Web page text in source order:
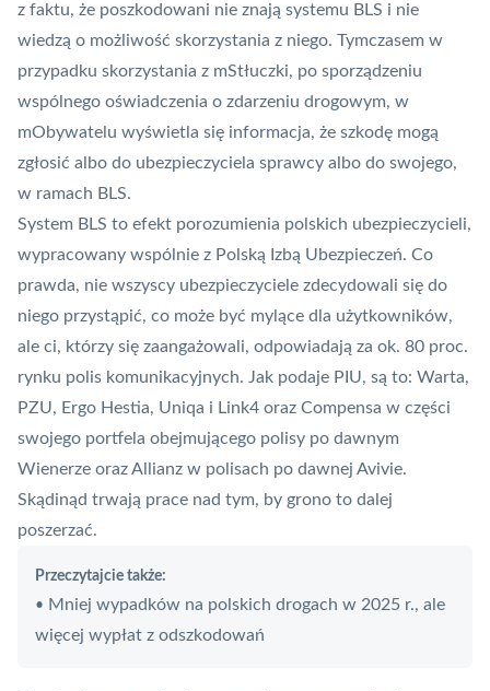
z faktu, że poszkodowani nie znają systemu BLS i nie
wiedzą o możliwość skorzystania z niego. Tymczasem w
przypadku skorzystania z mStłuczki, po sporządzeniu
wspólnego oświadczenia o zdarzeniu drogowym, w
mObywatelu wyświetla się informacja, że szkodę mogą
zgłosić albo do ubezpieczyciela sprawcy albo do swojego,
w ramach BLS.
System BLS to efekt porozumienia polskich ubezpieczycieli,
wypracowany wspólnie z Polską Izbą Ubezpieczeń. Co
prawda, nie wszyscy ubezpieczyciele zdecydowali się do
niego przystąpić, co może być mylące dla użytkowników,
ale ci, którzy się zaangażowali, odpowiadają za ok. 80 proc.
rynku polis komunikacyjnych. Jak podaje PIU, są to: Warta,
PZU, Ergo Hestia, Uniqa i Link4 oraz Compensa w części
swojego portfela obejmującego polisy po dawnym
Wienerze oraz Allianz w polisach po dawnej Avivie.
Skądinąd trwają prace nad tym, by grono to dalej
poszerzać.
Przeczytajcie także:
• Mniej wypadków na polskich drogach w 2025 r., ale
więcej wypłat z odszkodowań